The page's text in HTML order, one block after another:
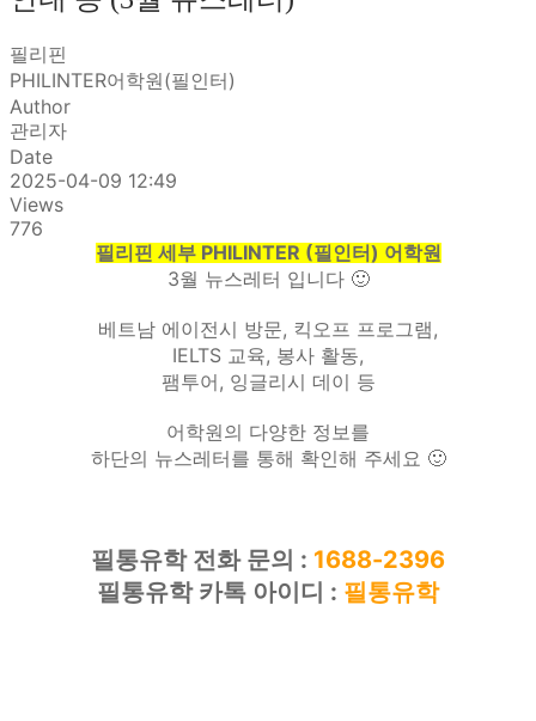
필리핀
PHILINTER어학원(필인터)
Author
관리자
Date
2025-04-09 12:49
Views
776
필리핀 세부 PHILINTER (필인터) 어학원
3월 뉴스레터 입니다 🙂
베트남 에이전시 방문, 킥오프 프로그램,
IELTS 교육, 봉사 활동,
팸투어, 잉글리시 데이 등
어학원의 다양한 정보를
하단의 뉴스레터를 통해 확인해 주세요 🙂
필통유학 전화 문의 : 1688-2396
필통유학 카톡 아이디 : 필통유학